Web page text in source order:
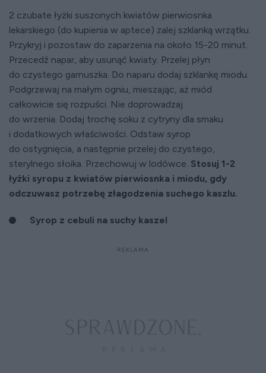
2 czubate łyżki suszonych kwiatów pierwiosnka
lekarskiego (do kupienia w aptece) zalej szklanką wrzątku.
Przykryj i pozostaw do zaparzenia na około 15-20 minut.
Przecedź napar, aby usunąć kwiaty. Przelej płyn
do czystego garnuszka. Do naparu dodaj szklankę miodu.
Podgrzewaj na małym ogniu, mieszając, aż miód
całkowicie się rozpuści. Nie doprowadzaj
do wrzenia. Dodaj trochę soku z cytryny dla smaku
i dodatkowych właściwości. Odstaw syrop
do ostygnięcia, a następnie przelej do czystego,
sterylnego słoika. Przechowuj w lodówce. Stosuj 1-2
łyżki syropu z kwiatów pierwiosnka i miodu, gdy
odczuwasz potrzebę złagodzenia suchego kaszlu.
Syrop z cebuli na suchy kaszel